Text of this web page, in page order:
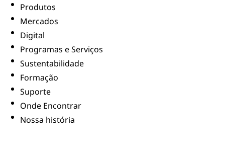
Produtos
Mercados
Digital
Programas e Serviços
Sustentabilidade
Formação
Suporte
Onde Encontrar
Nossa história